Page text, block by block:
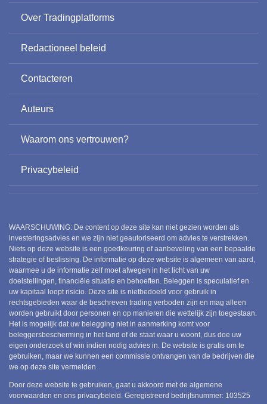
Over Tradingplatforms
Redactioneel beleid
Contacteren
Auteurs
Waarom ons vertrouwen?
Privacybeleid
WAARSCHUWING: De content op deze site kan niet gezien worden als
investeringsadvies en we zijn niet geautoriseerd om advies te verstrekken.
Niets op deze website is een goedkeuring of aanbeveling van een bepaalde
strategie of beslissing. De informatie op deze website is algemeen van aard,
waarmee u de informatie zelf moet afwegen in het licht van uw
doelstellingen, financiële situatie en behoeften. Beleggen is speculatief en
uw kapitaal loopt risicio. Deze site is nietbedoeld voor gebruik in
rechtsgebieden waar de beschreven trading verboden zijn en mag alleen
worden gebruikt door personen en op manieren die wettelijk zijn toegestaan.
Het is mogelijk dat uw belegging niet in aanmerking komt voor
beleggersbescherming in het land of de staat waar u woont, dus doe uw
eigen onderzoek of win indien nodig advies in. De website is gratis om te
gebruiken, maar we kunnen een commissie ontvangen van de bedrijven die
we op deze site vermelden.
Door deze website te gebruiken, gaat u akkoord met de algemene
voorwaarden en ons privacybeleid. Geregistreerd bedrijfsnummer: 103525